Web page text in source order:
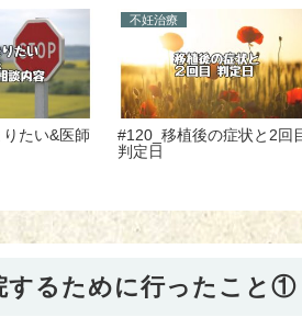
一覧表を
不妊治療
#113_自費診療での採卵～
判定日までにかかった金額
するために行ったこと①